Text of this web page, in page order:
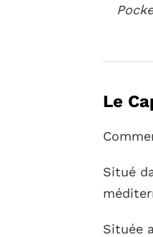
Le
Situé
Située